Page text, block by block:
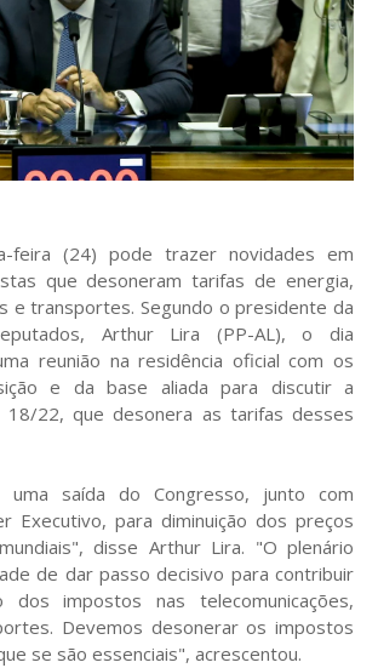
feira (24) pode trazer novidades em
que desoneram tarifas de energia,
e transportes. Segundo o presidente da
Arthur Lira (PP-AL), o dia
reunião na residência oficial com os
e da base aliada para discutir a
18/22, que desonera as tarifas desses
uma saída do Congresso, junto com
Executivo, para diminuição dos preços
disse Arthur Lira. "O plenário
de dar passo decisivo para contribuir
impostos nas telecomunicações,
Devemos desonerar os impostos
se são essenciais", acrescentou.